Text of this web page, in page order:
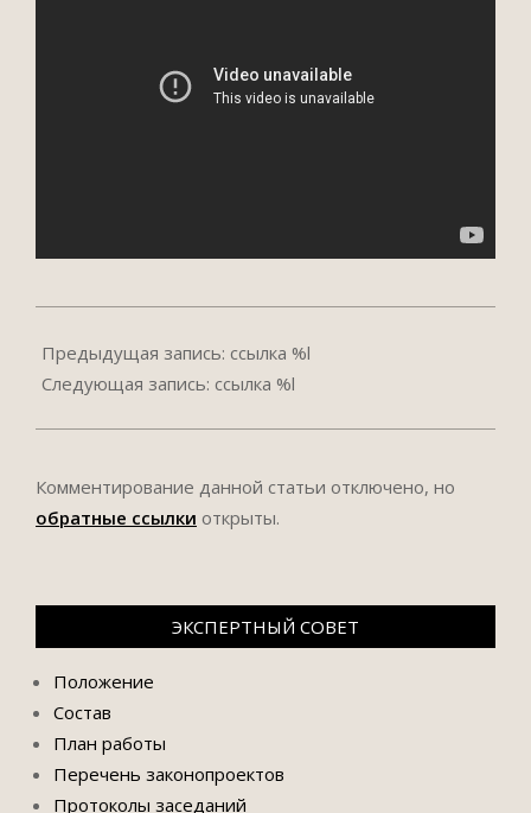
12-
16
Предыдущая запись: ссылка %l
Следующая запись: ссылка %l
Комментирование данной статьи отключено, но
обратные ссылки открыты.
ЭКСПЕРТНЫЙ СОВЕТ
Положение
Состав
План работы
Перечень законопроектов
Протоколы заседаний